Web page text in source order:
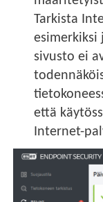
Tarkista
esimerkiksi
sivusto ei
että
Internet-